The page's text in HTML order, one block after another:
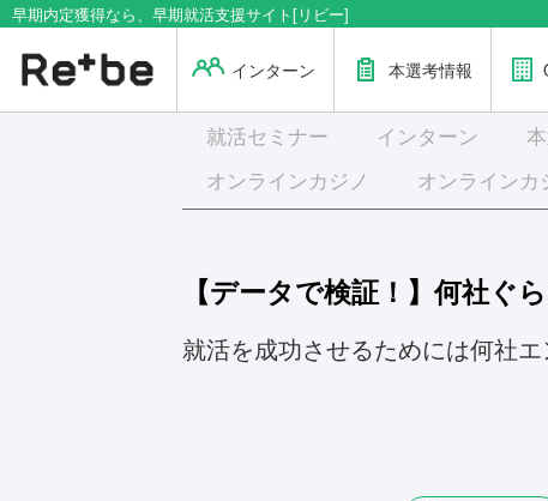
早期内定獲得なら、早期就活支援サイト[リビー]
インターン 本選考情報
就活セミナー インターン
オンラインカジノ
オンラインカ
【データで検証！】何社ぐ
就活を成功させるためには何社